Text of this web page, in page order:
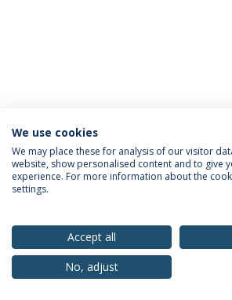
Política de Privacidade
Termos
Direitos do Titular dos
© 2026 Universidade Católica
We use cookies
We may place these for analysis of our visitor
website, show personalised content and to give
experience. For more information about the
settings.
Accept all
No, adjust